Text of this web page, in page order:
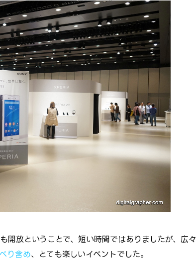
開放ということで、短い時間ではありましたが、広
り含め、とても楽しいイベントでした。